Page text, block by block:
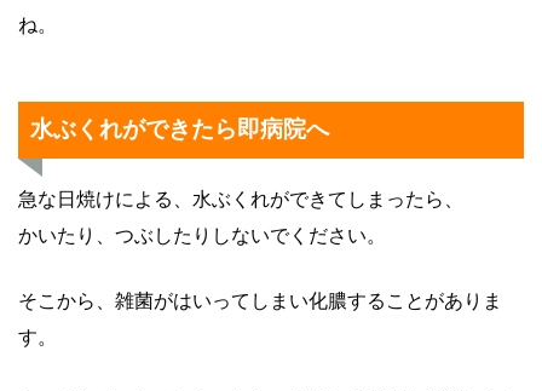
ね。
水ぶくれができたら即病院へ
急な日焼けによる、水ぶくれができてしまったら、
かいたり、つぶしたりしないでください。
そこから、雑菌がはいってしまい化膿することがありま
す。